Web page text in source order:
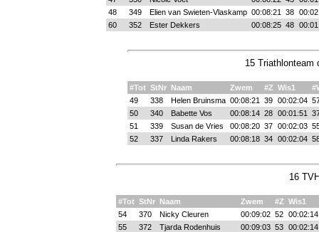
48
349 Elien van Swieten-Vlaskamp 00:08:21 38
60
352 Ester Dekkers 00:08:25 48
15 Triathlonteam
#Tot StNr Naam Zwem #Z Wis1
49
338 Helen Bruinsma 00:08:21 39 00:02:04
50
340 Babette Vos 00:08:14 28 00:01:51
51
339 Susan de Vries 00:08:20 37 00:02:03
52
337 Linda Rakers 00:08:18 34 00:02:04
16
#Tot StNr Naam Zwem #Z Wis1
54
370 Nicky Cleuren 00:09:02 52 00:02:14
55
372 Tjarda Rodenhuis 00:09:03 53 00:02:14